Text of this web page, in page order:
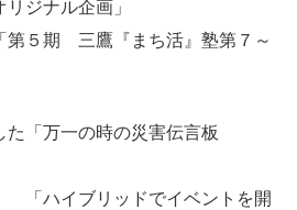
ジナル企画」
三鷹『まち活』塾第７～
た「万一の時の災害伝言板
ドでイベントを開